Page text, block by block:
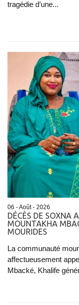
tragédie d’une...
06 - Août - 2026
DÉCÈS DE SOXNA
MOUNTAKHA
MOURIDES
La communauté
affectueusement
Mbacké, Khalife